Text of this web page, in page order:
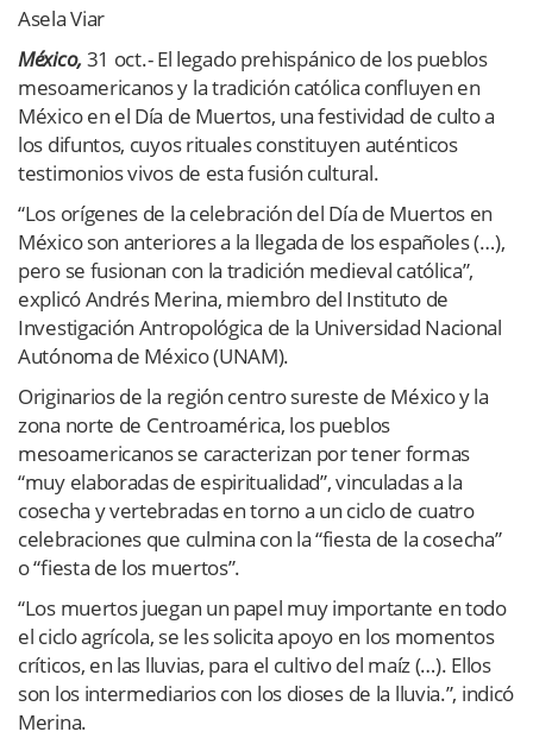
Asela Viar
México, 31 oct.- El legado prehispánico de los pueblos
mesoamericanos y la tradición católica confluyen en
México en el Día de Muertos, una festividad de culto a
los difuntos, cuyos rituales constituyen auténticos
testimonios vivos de esta fusión cultural.
“Los orígenes de la celebración del Día de Muertos en
México son anteriores a la llegada de los españoles (…),
pero se fusionan con la tradición medieval católica”,
explicó Andrés Merina, miembro del Instituto de
Investigación Antropológica de la Universidad Nacional
Autónoma de México (UNAM).
Originarios de la región centro sureste de México y la
zona norte de Centroamérica, los pueblos
mesoamericanos se caracterizan por tener formas
“muy elaboradas de espiritualidad”, vinculadas a la
cosecha y vertebradas en torno a un ciclo de cuatro
celebraciones que culmina con la “fiesta de la cosecha”
o “fiesta de los muertos”.
“Los muertos juegan un papel muy importante en todo
el ciclo agrícola, se les solicita apoyo en los momentos
críticos, en las lluvias, para el cultivo del maíz (…). Ellos
son los intermediarios con los dioses de la lluvia.”, indicó
Merina.